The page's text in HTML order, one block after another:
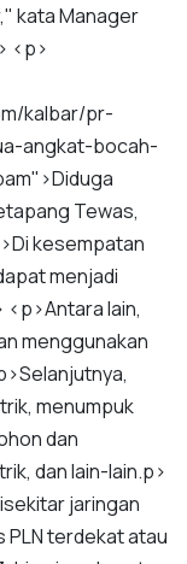
," kataManager
> <p>
/kalbar/pr-
-angkat-bocah-
">Diduga
Tewas,
>Dikesempatan
menjadi
<p>Antaralain,
menggunakan
>Selanjutnya,
, menumpuk
dan
, danlain-lain.p>
jaringan
PLNterdekatatau